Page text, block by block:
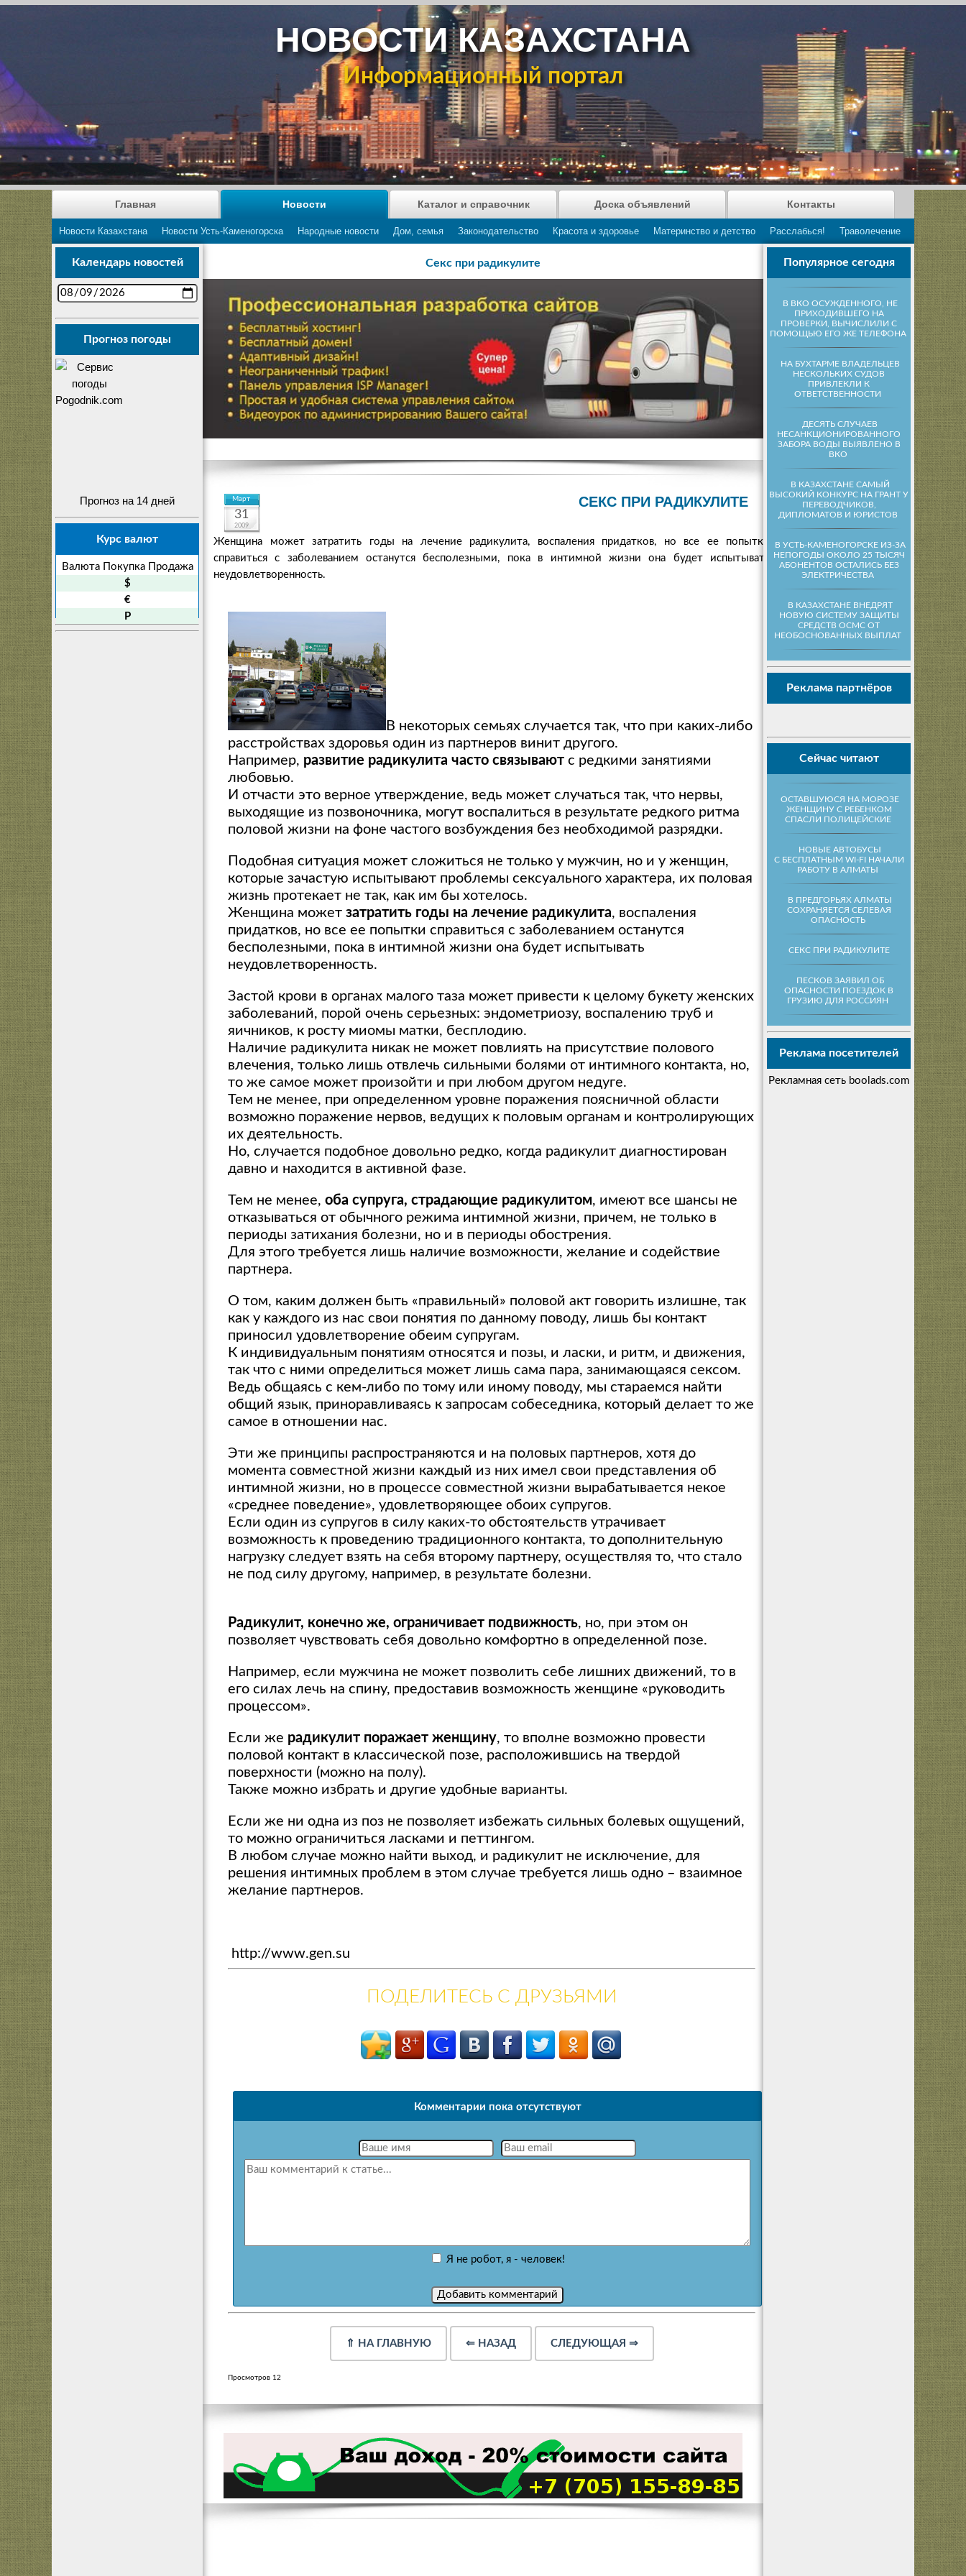
НОВОСТИ КАЗАХСТАНА
Информационный портал
Главная Новости
Новости Казахстана Новости Усть-Каменогорска Народные новости Дом, семья Законодательство Красота и здоровье Материнство и детство Расслабься! Траволечение
Каталог и справочник Доска объявлений Контакты
Популярное сегодня
В ВКО ОСУЖДЕННОГО, НЕ
ПРИХОДИВШЕГО НА
ПРОВЕРКИ, ВЫЧИСЛИЛИ С
ПОМОЩЬЮ ЕГО ЖЕ ТЕЛЕФОНА
НА БУХТАРМЕ ВЛАДЕЛЬЦЕВ
НЕСКОЛЬКИХ СУДОВ
ПРИВЛЕКЛИ К
ОТВЕТСТВЕННОСТИ
ДЕСЯТЬ СЛУЧАЕВ
НЕСАНКЦИОНИРОВАННОГО
ЗАБОРА ВОДЫ ВЫЯВЛЕНО В
ВКО
В КАЗАХСТАНЕ САМЫЙ
ВЫСОКИЙ КОНКУРС НА ГРАНТ У
ПЕРЕВОДЧИКОВ,
ДИПЛОМАТОВ И ЮРИСТОВ
В УСТЬ-КАМЕНОГОРСКЕ ИЗ-ЗА
НЕПОГОДЫ ОКОЛО 25 ТЫСЯЧ
АБОНЕНТОВ ОСТАЛИСЬ БЕЗ
ЭЛЕКТРИЧЕСТВА
В КАЗАХСТАНЕ ВНЕДРЯТ
НОВУЮ СИСТЕМУ ЗАЩИТЫ
СРЕДСТВ ОСМС ОТ
НЕОБОСНОВАННЫХ ВЫПЛАТ
Реклама партнёров
Сейчас читают
ОСТАВШУЮСЯ НА МОРОЗЕ
ЖЕНЩИНУ С РЕБЕНКОМ
СПАСЛИ ПОЛИЦЕЙСКИЕ
НОВЫЕ АВТОБУСЫ
С БЕСПЛАТНЫМ WI-FI НАЧАЛИ
РАБОТУ В АЛМАТЫ
В ПРЕДГОРЬЯХ АЛМАТЫ
СОХРАНЯЕТСЯ СЕЛЕВАЯ
ОПАСНОСТЬ
СЕКС ПРИ РАДИКУЛИТЕ
ПЕСКОВ ЗАЯВИЛ ОБ
ОПАСНОСТИ ПОЕЗДОК В
ГРУЗИЮ ДЛЯ РОССИЯН
Реклама посетителей
Рекламная сеть boolads.com
Календарь новостей
Прогноз погоды
Прогноз на 14 дней
Курс валют
Валюта Покупка
Продажа
$
€
P
Секс при радикулите
Март
31
2009
СЕКС ПРИ РАДИКУЛИТЕ
Женщина может затратить годы на лечение радикулита, воспаления придатков, но все ее попытки
справиться с заболеванием останутся бесполезными, пока в интимной жизни она будет испытывать
неудовлетворенность.
В некоторых семьях случается так, что при каких-либо
расстройствах здоровья один из партнеров винит другого.
Например, развитие радикулита часто связывают с редкими занятиями
любовью.
И отчасти это верное утверждение, ведь может случаться так, что нервы,
выходящие из позвоночника, могут воспалиться в результате редкого ритма
половой жизни на фоне частого возбуждения без необходимой разрядки.
Подобная ситуация может сложиться не только у мужчин, но и у женщин,
которые зачастую испытывают проблемы сексуального характера, их половая
жизнь протекает не так, как им бы хотелось.
Женщина может затратить годы на лечение радикулита, воспаления
придатков, но все ее попытки справиться с заболеванием останутся
бесполезными, пока в интимной жизни она будет испытывать
неудовлетворенность.
Застой крови в органах малого таза может привести к целому букету женских
заболеваний, порой очень серьезных: эндометриозу, воспалению труб и
яичников, к росту миомы матки, бесплодию.
Наличие радикулита никак не может повлиять на присутствие полового
влечения, только лишь отвлечь сильными болями от интимного контакта, но,
то же самое может произойти и при любом другом недуге.
Тем не менее, при определенном уровне поражения поясничной области
возможно поражение нервов, ведущих к половым органам и контролирующих
их деятельность.
Но, случается подобное довольно редко, когда радикулит диагностирован
давно и находится в активной фазе.
Тем не менее, оба супруга, страдающие радикулитом, имеют все шансы не
отказываться от обычного режима интимной жизни, причем, не только в
периоды затихания болезни, но и в периоды обострения.
Для этого требуется лишь наличие возможности, желание и содействие
партнера.
О том, каким должен быть «правильный» половой акт говорить излишне, так
как у каждого из нас свои понятия по данному поводу, лишь бы контакт
приносил удовлетворение обеим супругам.
К индивидуальным понятиям относятся и позы, и ласки, и ритм, и движения,
так что с ними определиться может лишь сама пара, занимающаяся сексом.
Ведь общаясь с кем-либо по тому или иному поводу, мы стараемся найти
общий язык, приноравливаясь к запросам собеседника, который делает то же
самое в отношении нас.
Эти же принципы распространяются и на половых партнеров, хотя до
момента совместной жизни каждый из них имел свои представления об
интимной жизни, но в процессе совместной жизни вырабатывается некое
«среднее поведение», удовлетворяющее обоих супругов.
Если один из супругов в силу каких-то обстоятельств утрачивает
возможность к проведению традиционного контакта, то дополнительную
нагрузку следует взять на себя второму партнеру, осуществляя то, что стало
не под силу другому, например, в результате болезни.
Радикулит, конечно же, ограничивает подвижность, но, при этом он
позволяет чувствовать себя довольно комфортно в определенной позе.
Например, если мужчина не может позволить себе лишних движений, то в
его силах лечь на спину, предоставив возможность женщине «руководить
процессом».
Если же радикулит поражает женщину, то вполне возможно провести
половой контакт в классической позе, расположившись на твердой
поверхности (можно на полу).
Также можно избрать и другие удобные варианты.
Если же ни одна из поз не позволяет избежать сильных болевых ощущений,
то можно ограничиться ласками и петтингом.
В любом случае можно найти выход, и радикулит не исключение, для
решения интимных проблем в этом случае требуется лишь одно – взаимное
желание партнеров.
http://www.gen.su
ПОДЕЛИТЕСЬ С ДРУЗЬЯМИ
Комментарии пока отсутствуют
Я не робот, я - человек!
⇑ НА ГЛАВНУЮ ⇐ НАЗАД СЛЕДУЮЩАЯ ⇒
Просмотров 12